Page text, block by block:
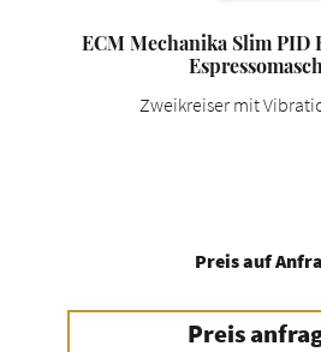
ECM Mechanika Slim PID
Zweikreiser mit
Preis auf
Preis